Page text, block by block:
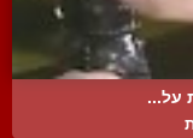
על...